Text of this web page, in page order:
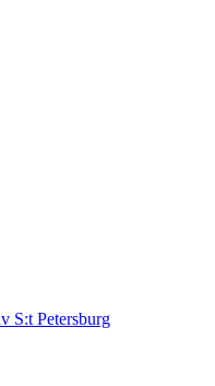
S:t Petersburg